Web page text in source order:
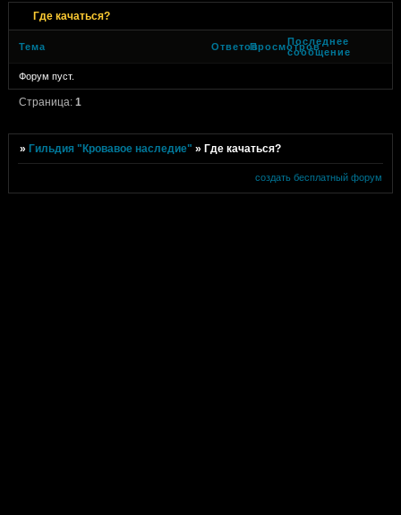
Где качаться?
Тема ОтветовПросмотров
Последнее
сообщение
Форум пуст.
Страница:1
» Гильдия "Кровавое наследие" » Где качаться?
создать бесплатный форум